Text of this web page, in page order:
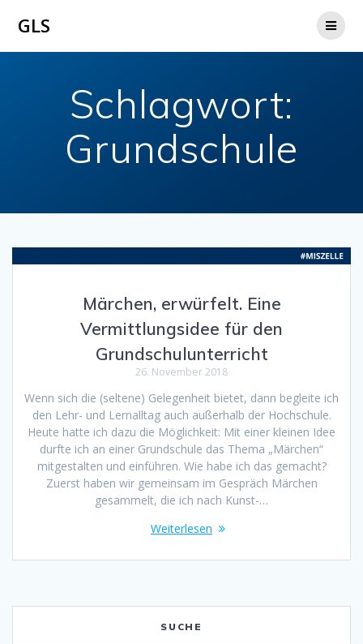
GLS
Schlagwort:
Grundschule
Märchen, erwürfelt. Eine
Vermittlungsidee für den
Grundschulunterricht
26. November 2018
Wenn sich die (seltene) Gelegenheit bietet, dann begleite ich
den Lehr- und Lernalltag auch außerhalb der Hochschule.
Heute hatte ich dazu die Möglichkeit: Mit einer kleinen Idee
durfte ich an einer Grundschule das Thema „Märchen“
mitgestalten und einführen. Wie habe ich das gemacht?
Zuerst haben wir gemeinsam im Gespräch Märchen
gesammelt, die ich nach Kunst-…
Weiterlesen
SUCHE